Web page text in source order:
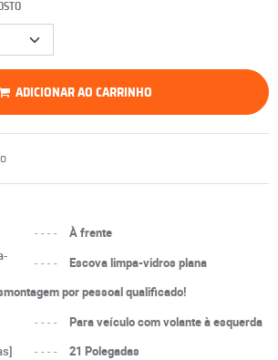
ADICIONAR AO CARRINHO
----
À frente
----
Escova limpa-vidros plana
por pessoal qualificado!
----
Para veículo com volante à esquerda
----
21 Polegadas